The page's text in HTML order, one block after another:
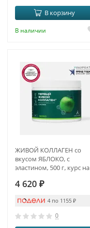
В корзину
В наличии
ЖИВОЙ КОЛЛАГЕН со
вкусом ЯБЛОКО, с
эластином, 500 г, курс на
4 620 ₽
4 по 1155 ₽
0